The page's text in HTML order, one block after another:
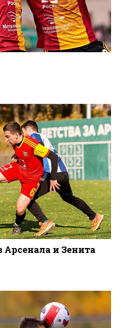
и Зенита